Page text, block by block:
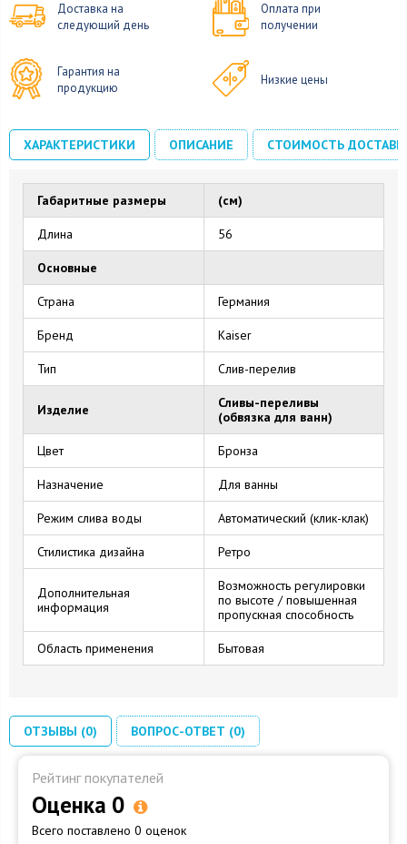
Доставка на
следующий день
Оплата при
получении
Гарантия на
продукцию
Низкие цены
ХАРАКТЕРИСТИКИ ОПИСАНИЕ СТОИМОСТЬ
Габаритные размеры (см)
Длина 56
Основные
Страна Германия
Бренд Kaiser
Тип Слив-перелив
Изделие
Сливы-переливы
(обвязка для ванн)
Цвет Бронза
Назначение Для ванны
Режим слива воды Автоматический (клик-клак)
Стилистика дизайна Ретро
Дополнительная
информация
Возможность регулировки
по высоте / повышенная
пропускная способность
Область применения Бытовая
ОТЗЫВЫ (0) ВОПРОС-ОТВЕТ (0)
Рейтинг покупателей
Оценка 0
Всего поставлено 0 оценок